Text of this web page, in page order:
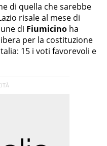
di quella che sarebbe
risale al mese di
di Fiumicino ha
per la costituzione
15 i voti favorevoli e